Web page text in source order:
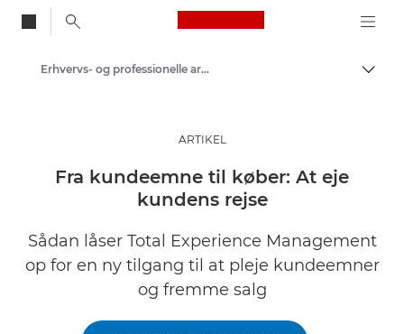
Canon Logo, back
Skift
Insights
Erhvervs- og professionelle artikler
ARTIKEL
Fra kundeemne til køber: At eje
kundens rejse
Sådan låser Total Experience Management
op for en ny tilgang til at pleje kundeemner
og fremme salg